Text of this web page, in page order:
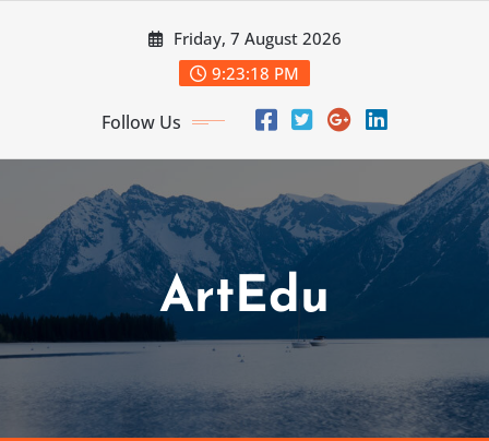
Friday, 7 August 2026
9:23:20 PM
Follow Us
ArtEdu